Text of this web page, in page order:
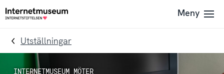
To
navigation
Till
innehållet
Till
Meny
Utställningar